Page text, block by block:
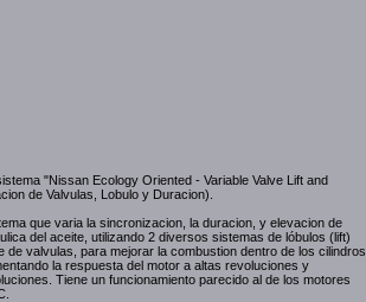
"Nissan Ecology Oriented - Variable Valve Lift and
de Valvulas, Lobulo y Duracion).
que varia la sincronizacion, la duracion, y elevacion de
del aceite, utilizando 2 diversos sistemas de lóbulos (lift)
de valvulas, para mejorar la combustion dentro de los cilindros
la respuesta del motor a altas revoluciones y
Tiene un funcionamiento parecido al de los motores